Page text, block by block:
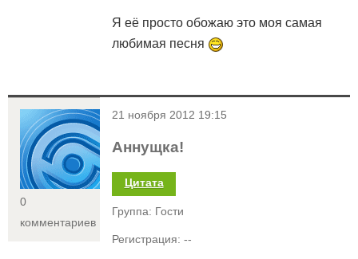
Я её просто обожаю это моя самая
любимая песня
<
0
комментариев
21 ноября 2012 19:15
Аннущка!
Цитата
Группа: Гости
Регистрация: --